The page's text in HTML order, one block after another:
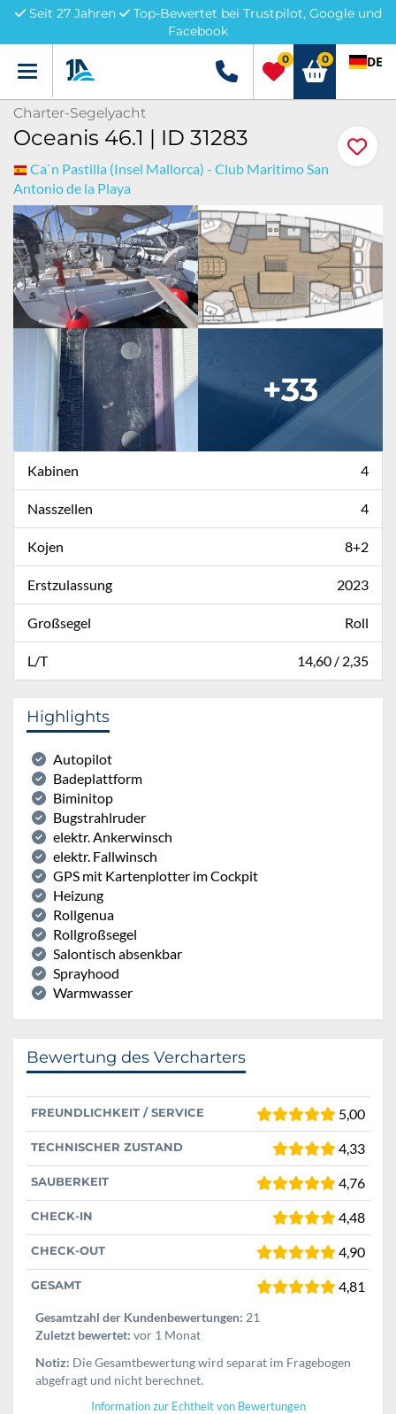
Seit 27 Jahren
Top-Bewertet bei Trustpilot, Google und
Facebook
Menü +49 5741 3222690
0 0 DE
Charter-Segelyacht
Oceanis 46.1 | ID 31283
Ca`n Pastilla (Insel Mallorca) - Club Maritimo San
Antonio de la Playa
+33
Kabinen 4
Nasszellen 4
Kojen 8+2
Erstzulassung 2023
Großsegel Roll
L/T 14,60 / 2,35
Highlights
Autopilot
Badeplattform
Biminitop
Bugstrahlruder
elektr. Ankerwinsch
elektr. Fallwinsch
GPS mit Kartenplotter im Cockpit
Heizung
Rollgenua
Rollgroßsegel
Salontisch absenkbar
Sprayhood
Warmwasser
Bewertung des Vercharters
FREUNDLICHKEIT / SERVICE 5,00
TECHNISCHER ZUSTAND 4,33
SAUBERKEIT 4,76
CHECK-IN 4,48
CHECK-OUT 4,90
GESAMT 4,81
Gesamtzahl der Kundenbewertungen: 21
Zuletzt bewertet: vor 1 Monat
Notiz: Die Gesamtbewertung wird separat im Fragebogen
abgefragt und nicht berechnet.
Information zur Echtheit von Bewertungen